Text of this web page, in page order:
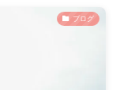
ブログ